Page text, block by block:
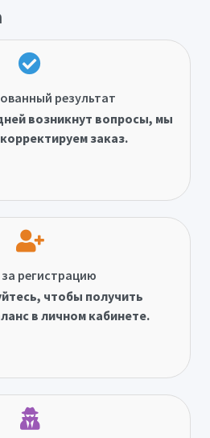
результат
возникнут вопросы, мы
заказ.
регистрацию
чтобы получить
в личном кабинете.